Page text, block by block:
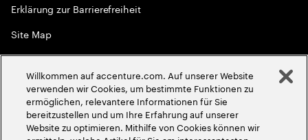
Erklärung zur Barrierefreiheit
Site Map
Globale Meritokratie
2026Accenture. Alle Rechte vorbehalten
Willkommen auf accenture.com. Auf unserer Website
verwenden wir Cookies, um bestimmte Funktionen zu
ermöglichen, relevantere Informationen für Sie
bereitzustellen und um Ihre Erfahrung auf unserer
Website zu optimieren. Mithilfe von Cookies können wir